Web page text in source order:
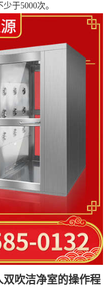
于5000次。
吹洁净室的操作程